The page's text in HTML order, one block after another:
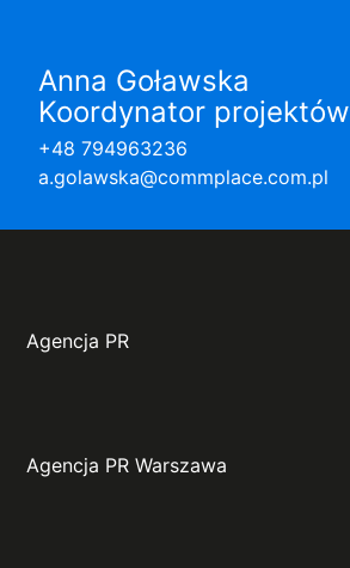
Anna Goławska
Koordynator projektów
+48 794963236
a.golawska@commplace.com.pl
Agencja PR
Agencja PR Warszawa